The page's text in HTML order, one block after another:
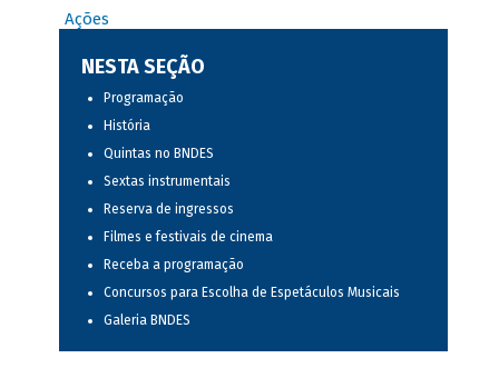
Ações
NESTA SEÇÃO
Programação
História
Quintas no BNDES
Sextas instrumentais
Reserva de ingressos
Filmes e festivais de cinema
Receba a programação
Concursos para Escolha de Espetáculos Musicais
Galeria BNDES